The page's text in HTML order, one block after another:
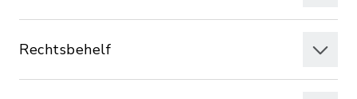
Rechtsbehelf